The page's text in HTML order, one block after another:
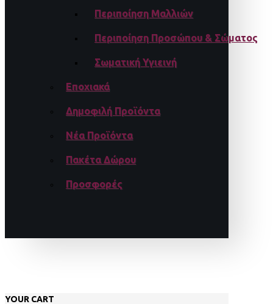
Περιποίηση Μαλλιών
Περιποίηση Προσώπου & Σώματος
Σωματική Υγιεινή
Εποχιακά
Δημοφιλή Προϊόντα
Νέα Προϊόντα
Πακέτα Δώρου
Προσφορές
YOUR CART